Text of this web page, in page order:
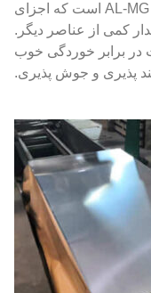
3000 آلیاژ آلومینیوم سری یک آلیاژ AL-MG است که اجزای
کمی از عناصر دیگر.
در برابر خوردگی خوب
پذیری و جوش پذیری.